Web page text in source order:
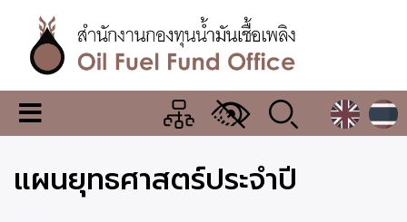
เนื้อหา
หลักสำนักงาน
กองทุน
น้ำมัน
เมนู
เปลี่ยน
แสดง
ผล
แผนยุทธศาสตร์ประจำปี